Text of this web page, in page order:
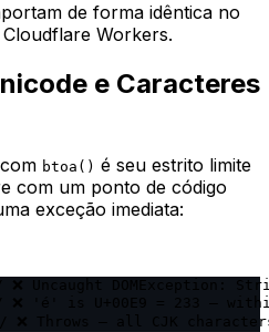
de forma idêntica no
Workers.
e Caracteres
btoa() é seu estrito limite
com um ponto de código
exceção imediata:
Uncaught DOMException:
'é' is U+00E9 = 233 —
Throws — all CJK characters